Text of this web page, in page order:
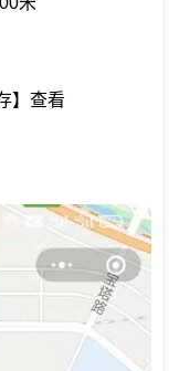
】查看